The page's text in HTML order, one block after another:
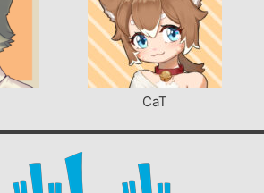
CaT